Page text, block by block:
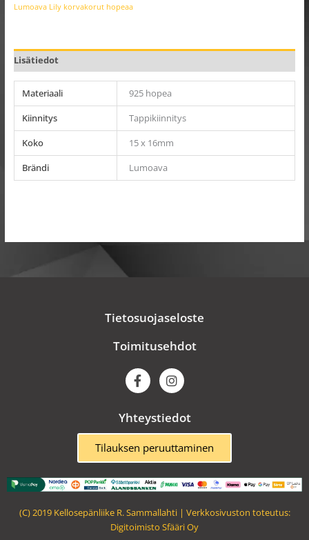
Lumoava Lily korvakorut hopeaa
Lisätiedot
Materiaali
925 hopea
Kiinnitys
Tappikiinnitys
Koko
15 x 16mm
Brändi
Lumoava
Tietosuojaseloste
Toimitusehdot
F
a
c
b
o
o
k
I
n
s
a
g
r
a
m
Yhteystiedot
Tilauksen peruuttaminen
(C) 2019 Kellosepänliike R. Sammallahti | Verkkosivuston toteutus:
Digitoimisto Sfääri Oy